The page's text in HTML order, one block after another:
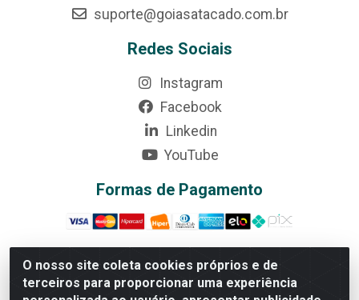
O nosso site coleta cookies próprios e de
terceiros para proporcionar uma experiência
suporte@goiasatacado.com.br
Redes Sociais
Instagram
Facebook
Linkedin
YouTube
Formas de Pagamento
Rede Brasil - Avenida Universitária, nº 3860, Jardim das